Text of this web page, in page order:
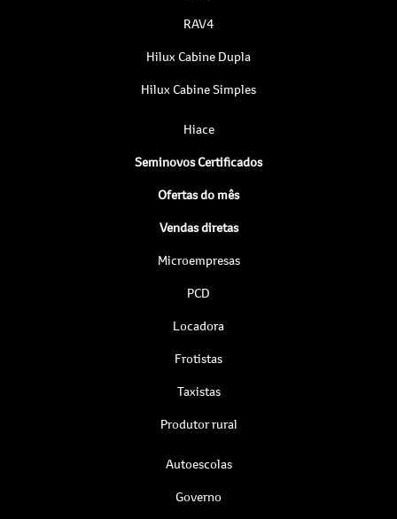
RAV4
Hilux Cabine Dupla
Hilux Cabine Simples
Hiace
Seminovos Certificados
Ofertas do mês
Vendas diretas
Microempresas
PCD
Locadora
Frotistas
Taxistas
Produtor rural
Autoescolas
Governo